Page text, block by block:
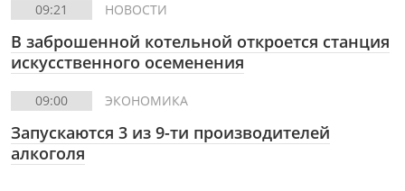
09:21 НОВОСТИ
В заброшенной котельной откроется станция
искусственного осеменения
09:00 ЭКОНОМИКА
Запускаются 3 из 9-ти производителей
алкоголя